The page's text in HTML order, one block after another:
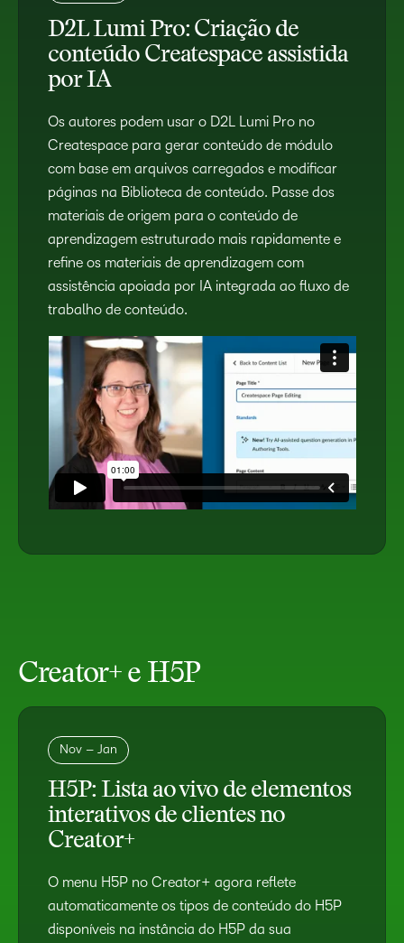
D2L Lumi Pro: Criação de
conteúdo Createspace assistida
por IA
Os autores podem usar o D2L Lumi Pro no
Createspace para gerar conteúdo de módulo
com base em arquivos carregados e modificar
páginas na Biblioteca de conteúdo. Passe dos
materiais de origem para o conteúdo de
aprendizagem estruturado mais rapidamente e
refine os materiais de aprendizagem com
assistência apoiada por IA integrada ao fluxo de
trabalho de conteúdo.
Creator+ e H5P
Nov – Jan
H5P: Lista ao vivo de elementos
interativos de clientes no
Creator+
O menu H5P no Creator+ agora reflete
automaticamente os tipos de conteúdo do H5P
disponíveis na instância do H5P da sua